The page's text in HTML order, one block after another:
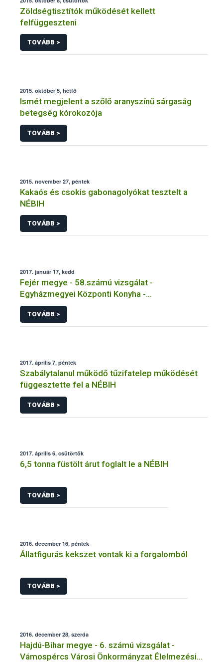
Zöldségtisztítók működését kellett
felfüggeszteni
TOVÁBB >
2015. október 5, hétfő
Ismét megjelent a szőlő aranyszínű sárgaság
betegség kórokozója
TOVÁBB >
2015. november 27, péntek
Kakaós és csokis gabonagolyókat tesztelt a
NÉBIH
TOVÁBB >
2017. január 17, kedd
Fejér megye - 58.számú vizsgálat -
Egyházmegyei Központi Konyha -
Székesfehérvár
TOVÁBB >
2017. április 7, péntek
Szabálytalanul működő tűzifatelep működését
függesztette fel a NÉBIH
TOVÁBB >
2017. április 6, csütörtök
6,5 tonna füstölt árut foglalt le a NÉBIH
TOVÁBB >
2016. december 16, péntek
Állatfigurás kekszet vontak ki a forgalomból
TOVÁBB >
2016. december 28, szerda
Hajdú-Bihar megye - 6. számú vizsgálat -
Vámospércs Városi Önkormányzat Élelmezési